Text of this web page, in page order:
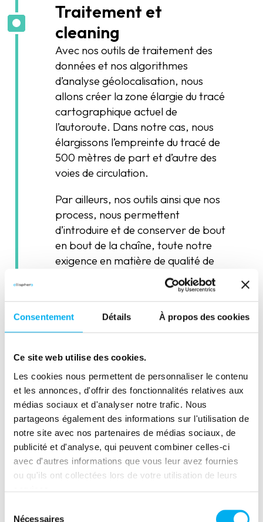
Consentement Détails À propos des cookies
Ce site web utilise des cookies.
Les cookies nous permettent de personnaliser le contenu
et les annonces, d'offrir des fonctionnalités relatives aux
médias sociaux et d'analyser notre trafic. Nous
partageons également des informations sur l'utilisation de
notre site avec nos partenaires de médias sociaux, de
publicité et d'analyse, qui peuvent combiner celles-ci
avec d'autres informations que vous leur avez fournies
ou qu'ils ont collectées lors de votre utilisation de leurs
Nécessaires
Traitement et
cleaning
Avec nos outils de traitement des
données et nos algorithmes
d’analyse géolocalisation, nous
allons créer la zone élargie du tracé
cartographique actuel de
l’autoroute. Dans notre cas, nous
élargissons l’empreinte du tracé de
500 mètres de part et d’autre des
voies de circulation.
Par ailleurs, nos outils ainsi que nos
process, nous permettent
d’introduire et de conserver de bout
en bout de la chaîne, toute notre
exigence en matière de qualité de
données, de nettoyage de la
donnée, et de normalisation.
Affinage du fichier et
restitution
Il ne nous reste plus qu’à adopter
une stratégie ensembliste et de ne
conserver que les entreprises
situées dans notre zone d’étude.
géolocalisation contenus dans le